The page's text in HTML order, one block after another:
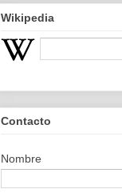
Wikipedia
Contacto
Nombre